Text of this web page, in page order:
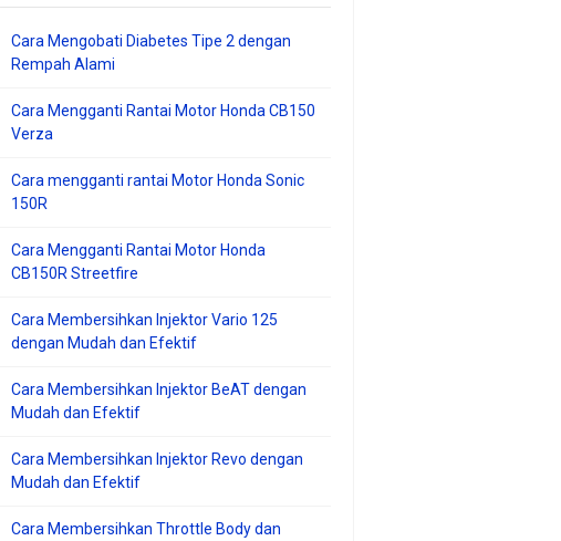
Cara Mengobati Diabetes Tipe 2 dengan
Rempah Alami
Cara Mengganti Rantai Motor Honda CB150
Verza
Cara mengganti rantai Motor Honda Sonic
150R
Cara Mengganti Rantai Motor Honda
CB150R Streetfire
Cara Membersihkan Injektor Vario 125
dengan Mudah dan Efektif
Cara Membersihkan Injektor BeAT dengan
Mudah dan Efektif
Cara Membersihkan Injektor Revo dengan
Mudah dan Efektif
Cara Membersihkan Throttle Body dan